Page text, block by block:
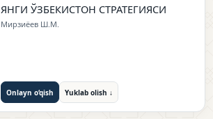
ЯНГИ ЎЗБЕКИСТОН СТРАТЕГИЯСИ
Мирзиёев Ш.М.
Onlayn o‘qish Yuklab olish ↓